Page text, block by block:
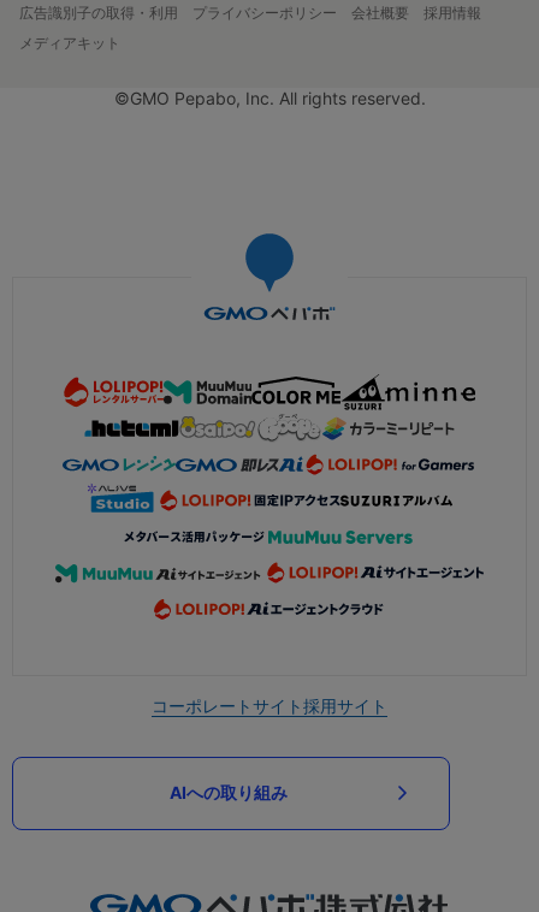
広告識別子の取得・利用
プライバシーポリシー 会社概要
採用情報
メディアキット
©GMO Pepabo, Inc. All rights reserved.
コーポレートサイト採用サイト
AIへの取り組み